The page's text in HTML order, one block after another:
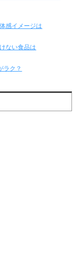
感イメージは
ない食品は
ラク？